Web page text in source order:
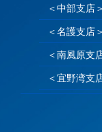
＜中部支店
＜名護支店
＜南風原支
＜宜野湾支